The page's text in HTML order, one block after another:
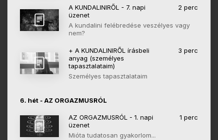
A KUNDALINIRŐL - 7. napi
üzenet
2 perc
A kundalini felébredése veszélyes vagy
nem?
+ A KUNDALINIRŐL írásbeli
anyag (személyes
tapasztalataim)
3 perc
Személyes tapasztalataim
6. hét - AZ ORGAZMUSRÓL
AZ ORGAZMUSRÓL - 1. napi
üzenet
1 perc
Mióta tudatosan gyakorlom...